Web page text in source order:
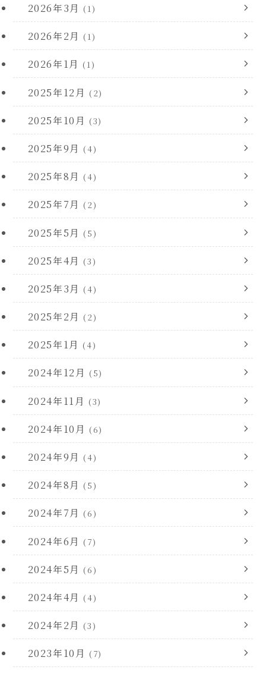
2026年3月 (1)
2026年2月 (1)
2026年1月 (1)
2025年12月 (2)
2025年10月 (3)
2025年9月 (4)
2025年8月 (4)
2025年7月 (2)
2025年5月 (5)
2025年4月 (3)
2025年3月 (4)
2025年2月 (2)
2025年1月 (4)
2024年12月 (5)
2024年11月 (3)
2024年10月 (6)
2024年9月 (4)
2024年8月 (5)
2024年7月 (6)
2024年6月 (7)
2024年5月 (6)
2024年4月 (4)
2024年2月 (3)
2023年10月 (7)